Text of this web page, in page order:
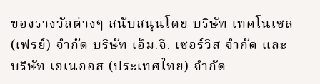
ของรางวัลต่างๆ สนับสนุนโดย บริษัท เทคโนเซล
(เฟรย์) จำกัด บริษัท เอ็ม.จี. เซอร์วิส จำกัด และ
บริษัท เอเนออส (ประเทศไทย) จำกัด